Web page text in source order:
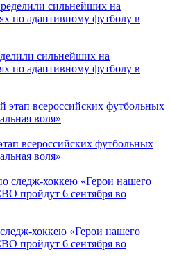
сильнейших на
по адаптивному футболу в
всероссийских футбольных
воля»
хоккею «Герои нашего
пройдут 6 сентября во